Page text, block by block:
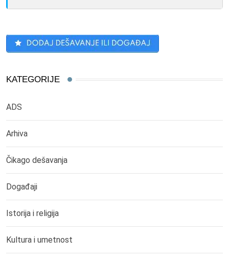
KATEGORIJE
ADS
Arhiva
Čikago dešavanja
Događaji
Istorija i religija
Kultura i umetnost